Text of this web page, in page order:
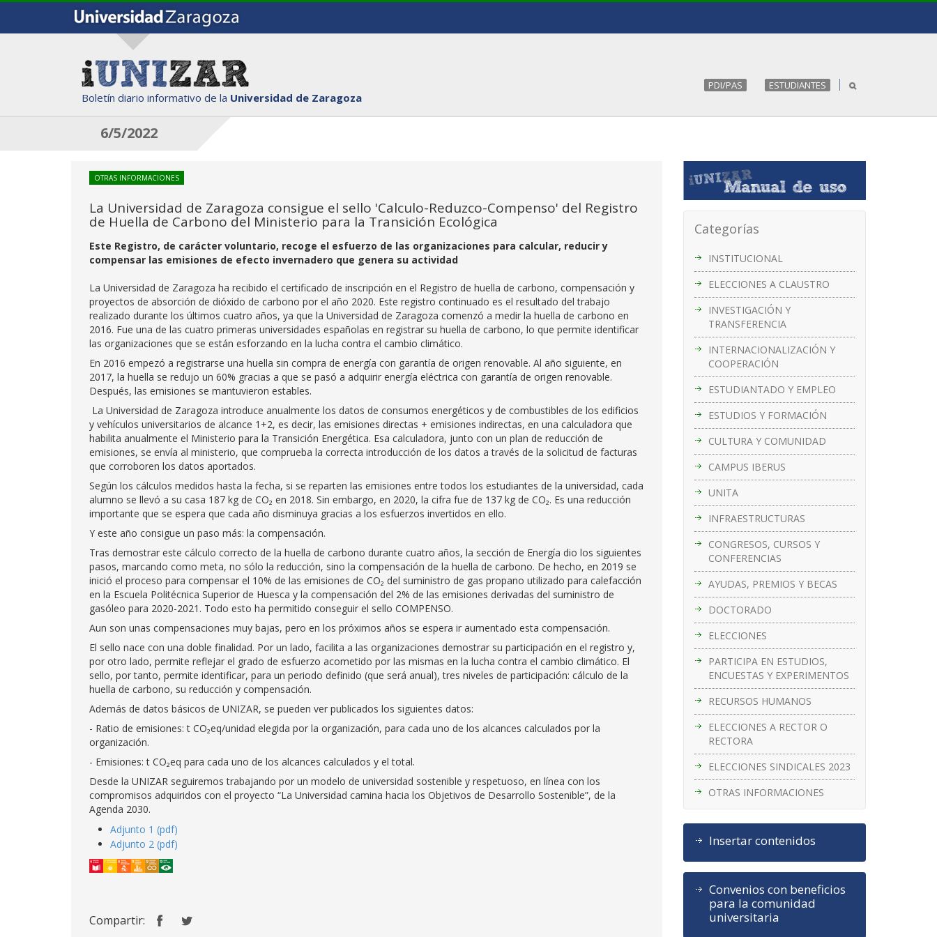
Boletín diario informativo de la Universidad de Zaragoza
PDI/PAS ESTUDIANTES
6/5/2022
Categorías
INSTITUCIONAL
ELECCIONES A CLAUSTRO
INVESTIGACIÓN Y
TRANSFERENCIA
INTERNACIONALIZACIÓN Y
COOPERACIÓN
ESTUDIANTADO Y EMPLEO
ESTUDIOS Y FORMACIÓN
CULTURA Y COMUNIDAD
CAMPUS IBERUS
UNITA
INFRAESTRUCTURAS
CONGRESOS, CURSOS Y
CONFERENCIAS
AYUDAS, PREMIOS Y BECAS
DOCTORADO
ELECCIONES
PARTICIPA EN ESTUDIOS,
ENCUESTAS Y EXPERIMENTOS
RECURSOS HUMANOS
ELECCIONES A RECTOR O
RECTORA
ELECCIONES SINDICALES 2023
OTRAS INFORMACIONES
Insertar contenidos
Convenios con beneficios
para la comunidad
universitaria
OTRAS INFORMACIONES
La Universidad de Zaragoza consigue el sello 'Calculo-Reduzco-Compenso' del Registro
de Huella de Carbono del Ministerio para la Transición Ecológica
Este Registro, de carácter voluntario, recoge el esfuerzo de las organizaciones para calcular, reducir y
compensar las emisiones de efecto invernadero que genera su actividad
La Universidad de Zaragoza ha recibido el certificado de inscripción en el Registro de huella de carbono, compensación y
proyectos de absorción de dióxido de carbono por el año 2020. Este registro continuado es el resultado del trabajo
realizado durante los últimos cuatro años, ya que la Universidad de Zaragoza comenzó a medir la huella de carbono en
2016. Fue una de las cuatro primeras universidades españolas en registrar su huella de carbono, lo que permite identificar
las organizaciones que se están esforzando en la lucha contra el cambio climático.
En 2016 empezó a registrarse una huella sin compra de energía con garantía de origen renovable. Al año siguiente, en
2017, la huella se redujo un 60% gracias a que se pasó a adquirir energía eléctrica con garantía de origen renovable.
Después, las emisiones se mantuvieron estables.
La Universidad de Zaragoza introduce anualmente los datos de consumos energéticos y de combustibles de los edificios
y vehículos universitarios de alcance 1+2, es decir, las emisiones directas + emisiones indirectas, en una calculadora que
habilita anualmente el Ministerio para la Transición Energética. Esa calculadora, junto con un plan de reducción de
emisiones, se envía al ministerio, que comprueba la correcta introducción de los datos a través de la solicitud de facturas
que corroboren los datos aportados.
Según los cálculos medidos hasta la fecha, si se reparten las emisiones entre todos los estudiantes de la universidad, cada
alumno se llevó a su casa 187 kg de CO₂ en 2018. Sin embargo, en 2020, la cifra fue de 137 kg de CO₂. Es una reducción
importante que se espera que cada año disminuya gracias a los esfuerzos invertidos en ello.
Y este año consigue un paso más: la compensación.
Tras demostrar este cálculo correcto de la huella de carbono durante cuatro años, la sección de Energía dio los siguientes
pasos, marcando como meta, no sólo la reducción, sino la compensación de la huella de carbono. De hecho, en 2019 se
inició el proceso para compensar el 10% de las emisiones de CO₂ del suministro de gas propano utilizado para calefacción
en la Escuela Politécnica Superior de Huesca y la compensación del 2% de las emisiones derivadas del suministro de
gasóleo para 2020-2021. Todo esto ha permitido conseguir el sello COMPENSO.
Aun son unas compensaciones muy bajas, pero en los próximos años se espera ir aumentado esta compensación.
El sello nace con una doble finalidad. Por un lado, facilita a las organizaciones demostrar su participación en el registro y,
por otro lado, permite reflejar el grado de esfuerzo acometido por las mismas en la lucha contra el cambio climático. El
sello, por tanto, permite identificar, para un periodo definido (que será anual), tres niveles de participación: cálculo de la
huella de carbono, su reducción y compensación.
Además de datos básicos de UNIZAR, se pueden ver publicados los siguientes datos:
- Ratio de emisiones: t CO₂eq/unidad elegida por la organización, para cada uno de los alcances calculados por la
organización.
- Emisiones: t CO₂eq para cada uno de los alcances calculados y el total.
Desde la UNIZAR seguiremos trabajando por un modelo de universidad sostenible y respetuoso, en línea con los
compromisos adquiridos con el proyecto “La Universidad camina hacia los Objetivos de Desarrollo Sostenible”, de la
Agenda 2030.
Adjunto 1 (pdf)
Adjunto 2 (pdf)
Compartir: